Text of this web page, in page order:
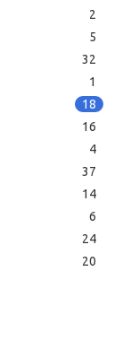
2
5
32
1
18
16
4
37
14
6
24
20